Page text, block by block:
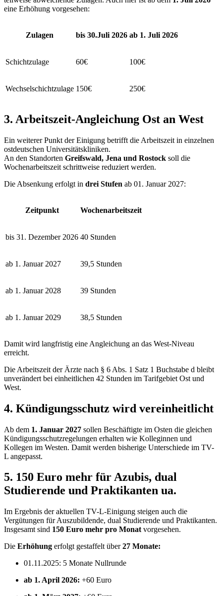
eine Erhöhung vorgesehen:
Zulagen bis 30.Juli 2026 ab 1. Juli 2026
Schichtzulage 60€ 100€
Wechselschichtzulage 150€ 250€
3. Arbeitszeit-Angleichung Ost an West
Ein weiterer Punkt der Einigung betrifft die Arbeitszeit in einzelnen
ostdeutschen Universitätskliniken.
An den Standorten Greifswald, Jena und Rostock soll die
Wochenarbeitszeit schrittweise reduziert werden.
Die Absenkung erfolgt in drei Stufen ab 01. Januar 2027:
Zeitpunkt Wochenarbeitszeit
bis 31. Dezember 2026 40 Stunden
ab 1. Januar 2027 39,5 Stunden
ab 1. Januar 2028 39 Stunden
ab 1. Januar 2029 38,5 Stunden
Damit wird langfristig eine Angleichung an das West-Niveau
erreicht.
Die Arbeitszeit der Ärzte nach § 6 Abs. 1 Satz 1 Buchstabe d bleibt
unverändert bei einheitlichen 42 Stunden im Tarifgebiet Ost und
West.
4. Kündigungsschutz wird vereinheitlicht
Ab dem 1. Januar 2027 sollen Beschäftigte im Osten die gleichen
Kündigungsschutzregelungen erhalten wie Kolleginnen und
Kollegen im Westen. Damit werden bisherige Unterschiede im TV-
L angepasst.
5. 150 Euro mehr für Azubis, dual
Studierende und Praktikanten ua.
Im Ergebnis der aktuellen TV-L-Einigung steigen auch die
Vergütungen für Auszubildende, dual Studierende und Praktikanten.
Insgesamt sind 150 Euro mehr pro Monat vorgesehen.
Die Erhöhung erfolgt gestaffelt über27 Monate:
01.11.2025: 5 Monate Nullrunde
ab 1. April 2026: +60 Euro